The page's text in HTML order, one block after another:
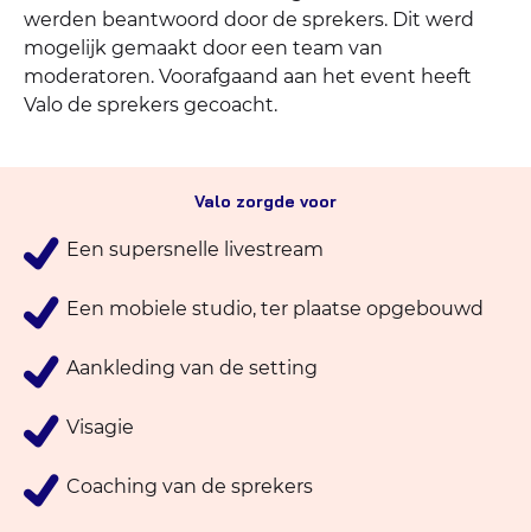
werden beantwoord door de sprekers. Dit werd
mogelijk gemaakt door een team van
moderatoren. Voorafgaand aan het event heeft
Valo de sprekers gecoacht.
Valo zorgde voor
Een supersnelle livestream
Een mobiele studio, ter plaatse opgebouwd
Aankleding van de setting
Visagie
Coaching van de sprekers